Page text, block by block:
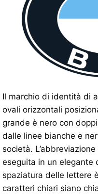
Il marchio di identità di
ovali orizzontali
grande è nero con
dalle linee bianche e
società.
eseguita in un elegante
spaziatura delle lettere
caratteri chiari siano